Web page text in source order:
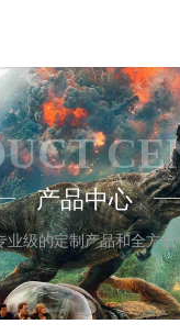
产品中心
业级的定制产品和全方